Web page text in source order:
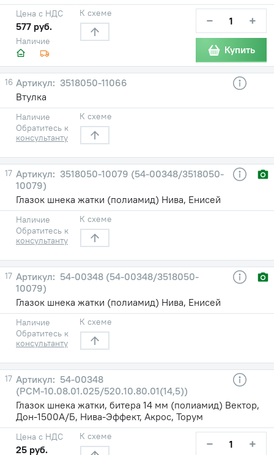
Наличие
Цена с НДС
577 руб.
К схеме − +
Купить
16
3518050-11066
Втулка
Наличие
Обратитесь к
консультанту
К схеме
17
3518050-10079 (54-00348/3518050-
10079)
Глазок шнека жатки (полиамид) Нива, Енисей
Наличие
Обратитесь к
консультанту
К схеме
17
54-00348 (54-00348/3518050-
10079)
Глазок шнека жатки (полиамид) Нива, Енисей
Наличие
Обратитесь к
консультанту
К схеме
17
54-00348
(РСМ-10.08.01.025/520.10.80.01(14,5))
Глазок шнека жатки, битера 14 мм (полиамид) Вектор,
Дон-1500А/Б, Нива-Эффект, Акрос, Торум
Цена с НДС
25 руб.
К схеме − +